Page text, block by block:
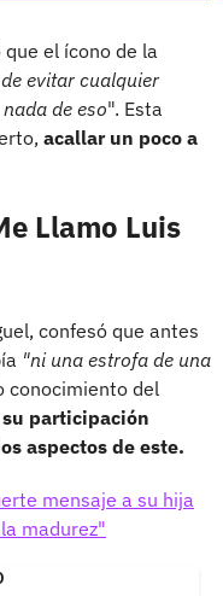
el ícono de la
evitar cualquier
de eso". Esta
acallar un poco a
Llamo Luis
confesó que antes
"ni una estrofa de una
conocimiento del
participación
aspectos de este.
mensaje a su hija
madurez"